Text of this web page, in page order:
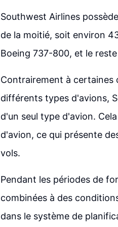
Southwest Airlines
de la moitié, soit environ
Boeing 737-800, et le
Contrairement à certaines
différents types d'avions,
d'un seul type d'avion.
d'avion, ce qui présente
vols.
Pendant les périodes de
combinées à des
dans le système de